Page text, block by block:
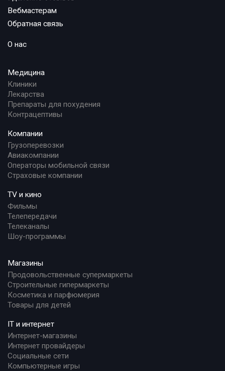
Вебмастерам
Обратная связь
О нас
Медицина
Клиники
Лекарства
Препараты для похудения
Контрацептивы
Компании
Грузоперевозки
Авиакомпании
Операторы мобильной связи
Страховые компании
TV и кино
Фильмы
Телепередачи
Телеканалы
Шоу-программы
Магазины
Продовольственные супермаркеты
Строительные гипермаркеты
Косметика и парфюмерия
Товары для детей
IT и интернет
Интернет-магазины
Интернет провайдеры
Социальные сети
Компьютерные игры